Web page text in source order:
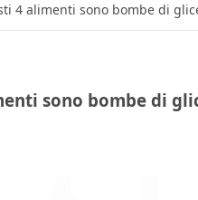
4 alimenti sono bombe di
sono bombe di